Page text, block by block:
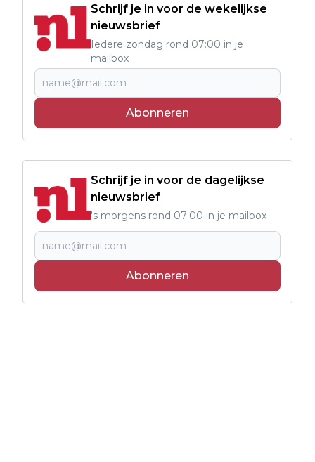
Schrijf je in voor de wekelijkse
nieuwsbrief
Iedere zondag rond 07:00 in je
mailbox
Abonneren
Schrijf je in voor de dagelijkse
nieuwsbrief
's morgens rond 07:00 in je mailbox
Abonneren